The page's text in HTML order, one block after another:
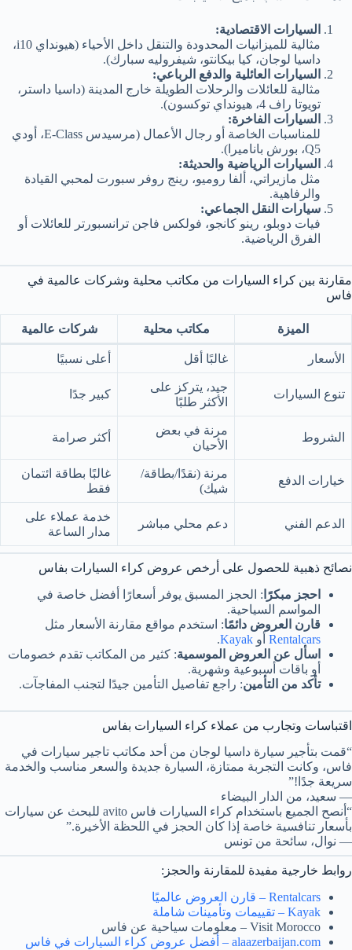
السيارات الاقتصادية:
مثالية للميزانيات المحدودة والتنقل داخل الأحياء (هيونداي i10،
داسيا لوجان، كيا بيكانتو، شيفروليه سبارك).
السيارات العائلية والدفع الرباعي:
مثالية للعائلات والرحلات الطويلة خارج المدينة (داسيا داستر،
تويوتا راف 4، هيونداي توكسون).
السيارات الفاخرة:
للمناسبات الخاصة أو رجال الأعمال (مرسيدس E-Class، أودي
Q5، بورش باناميرا).
السيارات الرياضية والحديثة:
مثل مازيراتي، ألفا روميو، رينج روفر سبورت لمحبي القيادة
والرفاهية.
سيارات النقل الجماعي:
فيات دوبلو، رينو كانجو، فولكس فاجن ترانسبورتر للعائلات أو
الفرق الرياضية.
مقارنة بين كراء السيارات من مكاتب محلية وشركات عالمية في
فاس
الميزة مكاتب محلية شركات عالمية
الأسعار غالبًا أقل أعلى نسبيًا
تنوع السيارات
جيد، يتركز على
الأكثر طلبًا
كبير جدًا
الشروط
مرنة في بعض
الأحيان
أكثر صرامة
خيارات الدفع
مرنة (نقدًا/بطاقة/
شيك)
غالبًا بطاقة ائتمان
فقط
الدعم الفني دعم محلي مباشر
خدمة عملاء على
مدار الساعة
نصائح ذهبية للحصول على أرخص عروض كراء السيارات بفاس
احجز مبكرًا : الحجز المسبق يوفر أسعارًا أفضل خاصة في
المواسم السياحية.
قارن العروض دائمًا: استخدم مواقع مقارنة الأسعار مثل
Rentalcars أو Kayak
.
اسأل عن العروض الموسمية: كثير من المكاتب تقدم خصومات
أو باقات أسبوعية وشهرية.
تأكد من التأمين: راجع تفاصيل التأمين جيدًا لتجنب المفاجآت.
اقتباسات وتجارب من عملاء كراء السيارات بفاس
“قمت بتأجير سيارة داسيا لوجان من أحد مكاتب تاجير سيارات في
فاس، وكانت التجربة ممتازة، السيارة جديدة والسعر مناسب والخدمة
سريعة جدًا!”
— سعيد، من الدار البيضاء
“أنصح الجميع باستخدام كراء السيارات فاس avito للبحث عن سيارات
بأسعار تنافسية خاصة إذا كان الحجز في اللحظة الأخيرة.”
— نوال، سائحة من تونس
روابط خارجية مفيدة للمقارنة والحجز:
Rentalcars – قارن العروض عالميًا
Kayak – تقييمات وتأمينات شاملة
Visit Morocco – معلومات سياحية عن فاس
alaazerbaijan.com – أفضل عروض كراء السيارات في فاس